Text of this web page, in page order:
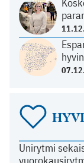
hyvin
Unirytmi